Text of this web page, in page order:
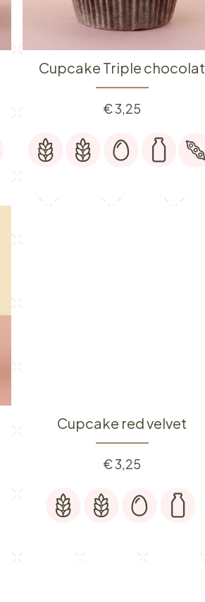
Cupcake Triple chocolat
€3,25
Cupcake red velvet
€3,25